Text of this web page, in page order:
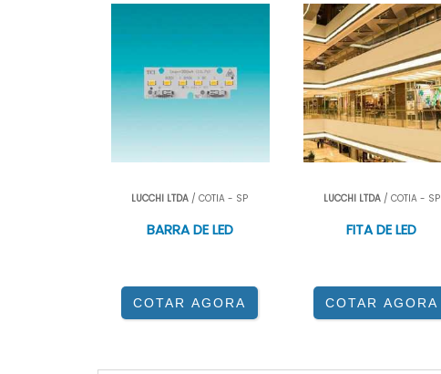
LUCCHI LTDA / COTIA - SP
BARRA DE LED
COTAR AGORA
LUCCHI LTDA/ COTIA - SP
FITA DE LED
COTAR AGORA